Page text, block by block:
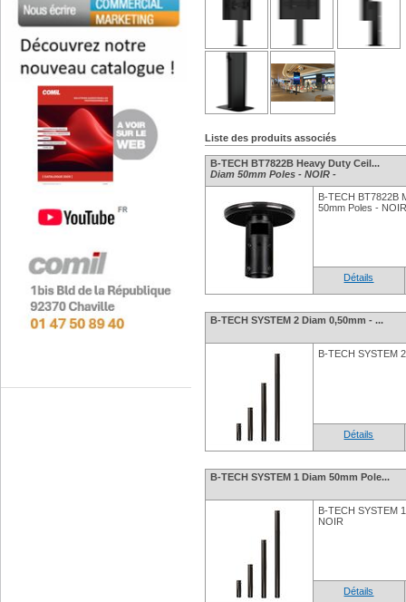
Liste des produits associés
B-TECH BT7822B Heavy Duty Ceil...
Diam 50mm Poles - NOIR -
B-TECH BT7822B
50mm Poles - NOIR
Détails
B-TECH SYSTEM 2 Diam 0,50mm - ...
B-TECH SYSTEM
Détails
B-TECH SYSTEM 1 Diam 50mm Pole...
B-TECH SYSTEM
NOIR
Détails